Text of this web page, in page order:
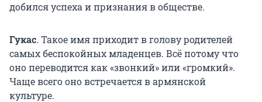
добился успеха и признания в обществе.
Гукас. Такое имя приходит в голову родителей
самых беспокойных младенцев. Всё потому что
оно переводится как «звонкий» или «громкий».
Чаще всего оно встречается в армянской
культуре.